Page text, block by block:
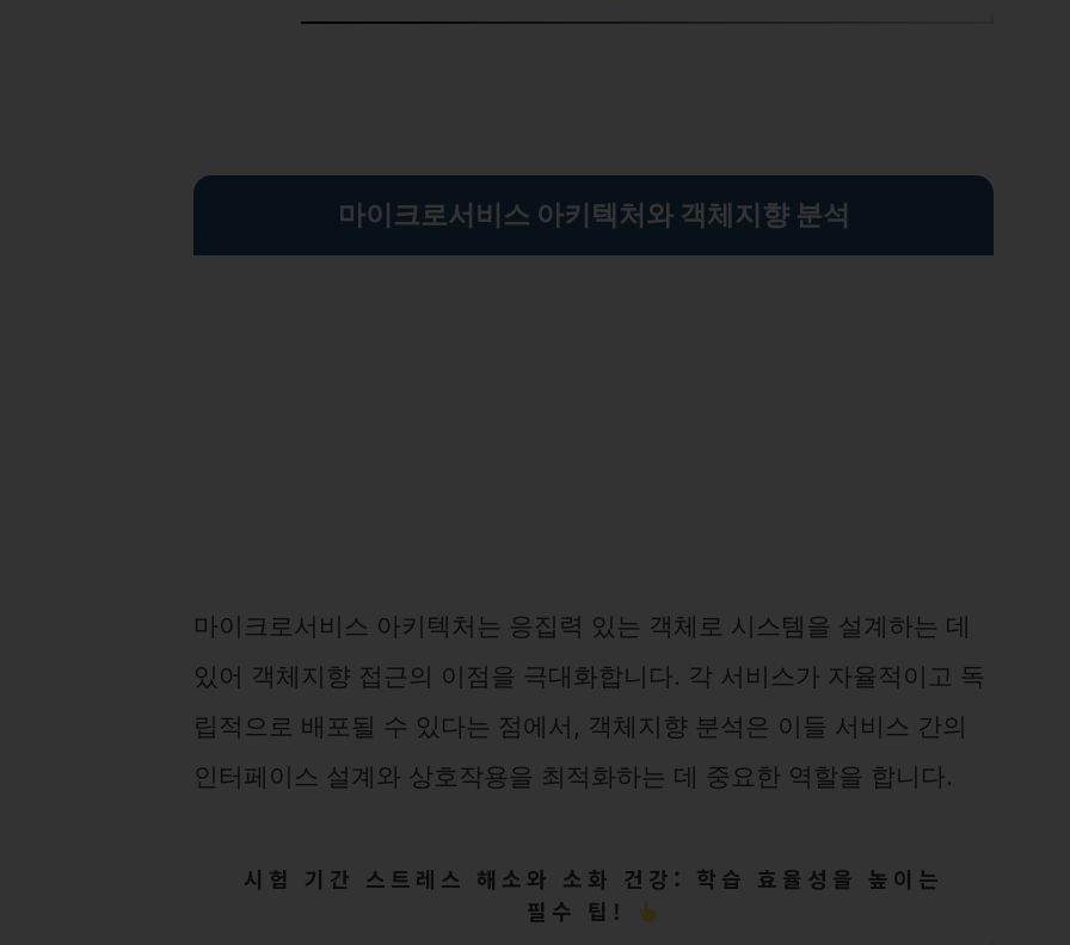
마이크로서비스 아키텍처와 객체지향 분석
마이크로서비스 아키텍처는 응집력 있는 객체로 시스템을 설계하는 데
있어 객체지향 접근의 이점을 극대화합니다. 각 서비스가 자율적이고 독
립적으로 배포될 수 있다는 점에서, 객체지향 분석은 이들 서비스 간의
인터페이스 설계와 상호작용을 최적화하는 데 중요한 역할을 합니다.
시험 기간 스트레스 해소와 소화 건강: 학습 효율성을 높이는
필수 팁!